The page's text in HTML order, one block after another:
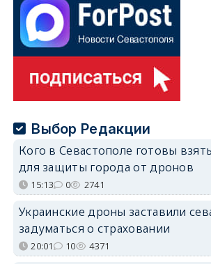
Выбор Редакции
Кого в Севастополе готовы
для защиты города от дронов
15:13 0 2741
Украинские дроны заставили
задуматься о страховании
20:01 10 4371